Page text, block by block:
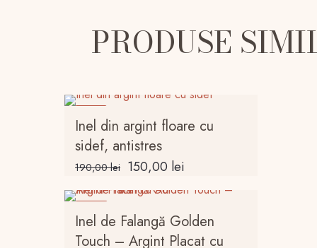
PRODUSE
Inel din argint floare cu
sidef, antistres
190,00lei Prețul
a
fost:
190,00 lei.
150,00 lei
este:
150,00 lei.
Inel de Falangă Golden
Touch – Argint Placat cu